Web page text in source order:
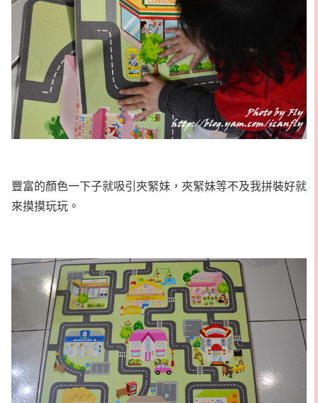
豐富的顏色一下子就吸引夾緊妹，夾緊妹等不及我拼裝好就
來摸摸玩玩。